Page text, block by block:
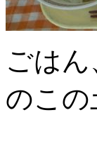
ごは
のこの